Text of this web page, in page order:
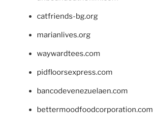
catfriends-bg.org
marianlives.org
waywardtees.com
pidfloorsexpress.com
bancodevenezuelaen.com
bettermoodfoodcorporation.com